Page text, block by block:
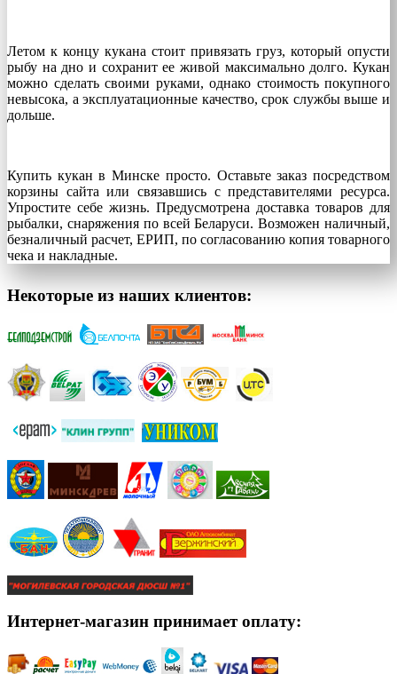
Летом к концу кукана стоит привязать груз, который опусти
рыбу на дно и сохранит ее живой максимально долго. Кукан
можно сделать своими руками, однако стоимость покупного
невысока, а эксплуатационные качество, срок службы выше и
дольше.
Купить кукан в Минске просто. Оставьте заказ посредством
корзины сайта или связавшись с представителями ресурса.
Упростите себе жизнь. Предусмотрена доставка товаров для
рыбалки, снаряжения по всей Беларуси. Возможен наличный,
безналичный расчет, ЕРИП, по согласованию копия товарного
чека и накладные.
Некоторые из наших клиентов:
Интернет-магазин принимает оплату: